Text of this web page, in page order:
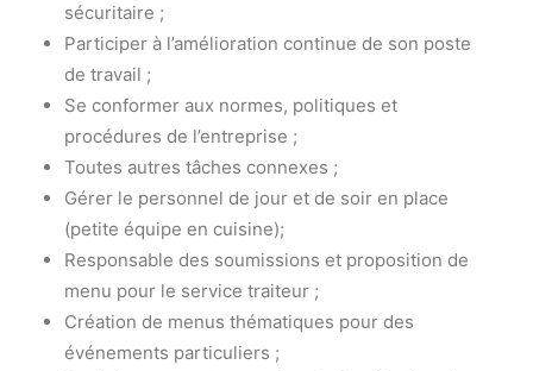
sécuritaire ;
Participer à l’amélioration continue de son poste
de travail ;
Se conformer aux normes, politiques et
procédures de l’entreprise ;
Toutes autres tâches connexes ;
Gérer le personnel de jour et de soir en place
(petite équipe en cuisine);
Responsable des soumissions et proposition de
menu pour le service traiteur ;
Création de menus thématiques pour des
événements particuliers ;